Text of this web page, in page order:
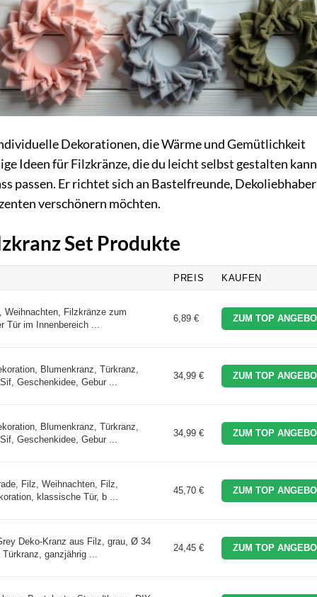
Dekorationen, die Wärme und Gemütlichkeit
Ideen für Filzkränze, die du leicht selbst gestalten
passen. Er richtet sich an Bastelfreunde,
verschönern möchten.
Set Produkte
PREIS KAUFEN
Filzkränze zum
Tür im Innenbereich ...
6,89 € ZUM TOP
Blumenkranz, Türkranz,
Geschenkidee, Gebur ...
34,99 € ZUM TOP
Blumenkranz, Türkranz,
Geschenkidee, Gebur ...
34,99 € ZUM TOP
Filz, Weihnachten, Filz,
klassische Tür, b ...
45,70 € ZUM TOP
Deko-Kranz aus Filz, grau, Ø 34
ganzjährig ...
24,45 € ZUM TOP